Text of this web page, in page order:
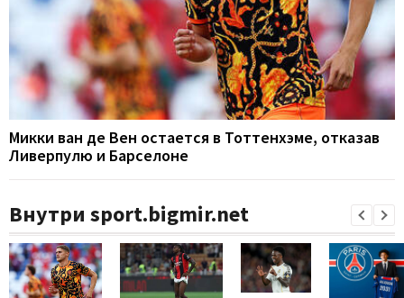
Микки ван де Вен остается в Тоттенхэме, отказав
Ливерпулю и Барселоне
Внутри sport.bigmir.net